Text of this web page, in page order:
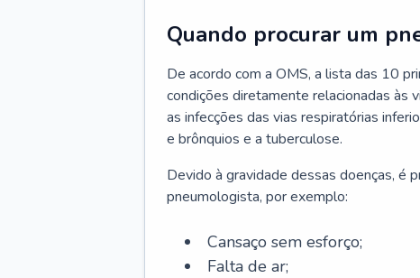
Quando procurar um
De acordo com a OMS, a lista das 10
condições diretamente relacionadas às
as infecções das vias respiratórias
e brônquios e a tuberculose.
Devido à gravidade dessas doenças, é
pneumologista, por exemplo:
Cansaço sem esforço;
Falta de ar;